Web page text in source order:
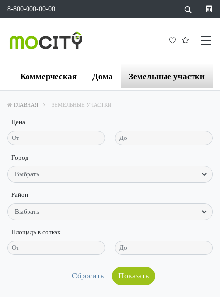
8-800-000-00-00
Коммерческая Дома Земельные участки
ГЛАВНАЯ ЗЕМЕЛЬНЫЕ УЧАСТКИ
Цена
Город
Район
Площадь в сотках
Показать